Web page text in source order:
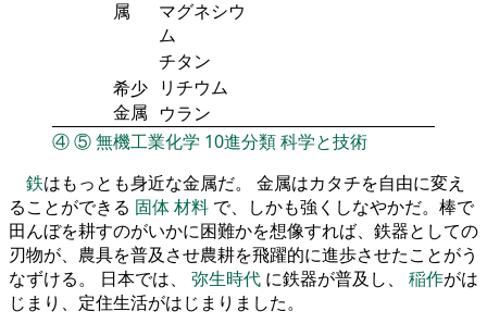
属
マグネシウ
ム
チタン
希少
金属
リチウム
ウラン
④⑤無機工業化学 10進分類科学と技術
鉄はもっとも身近な金属だ。 金属はカタチを自由に変え
ることができる 固体材料 で、しかも強くしなやかだ。棒で
田んぼを耕すのがいかに困難かを想像すれば、鉄器としての
刃物が、農具を普及させ農耕を飛躍的に進歩させたことがう
なずける。 日本では、 弥生時代 に鉄器が普及し、 稲作がは
じまり、定住生活がはじまりました。